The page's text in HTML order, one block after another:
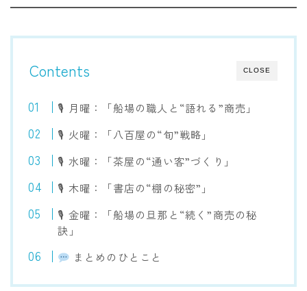
CLOSE
Contents
🎙 月曜：「船場の職人と“語れる”商売」
🎙 火曜：「八百屋の“旬”戦略」
🎙 水曜：「茶屋の“通い客”づくり」
🎙 木曜：「書店の“棚の秘密”」
🎙 金曜：「船場の旦那と“続く”商売の秘
訣」
まとめのひとこと